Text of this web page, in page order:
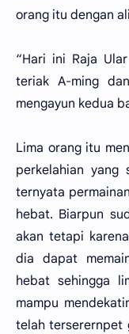
orang itu dengan
“Hari ini Raja
teriak A-ming
mengayun kedua
Lima orang itu
perkelahian yang
ternyata
hebat. Biarpun
akan tetapi
dia dapat
hebat sehingga
mampu
telah terserernpet